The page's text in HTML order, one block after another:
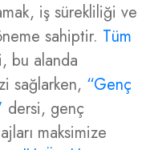
iş sürekliliği ve
sahiptir. Tüm
bu alanda
sağlarken, “Genç
dersi, genç
maksimize